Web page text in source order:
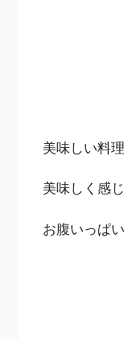
美味しい料理
美味しく感じ
お腹いっぱ